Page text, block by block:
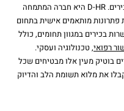
והשמה למשרות בכירים. D-HR היא חברה המתמחה
פתרונות מותאמים אישית בתחום
בכירים במגוון תחומים, כולל
רפואי, טכנולוגיה ועסקי.
בוטיק מעין אלו מבטיחים שכל
את מלוא תשומת הלב והדיוק